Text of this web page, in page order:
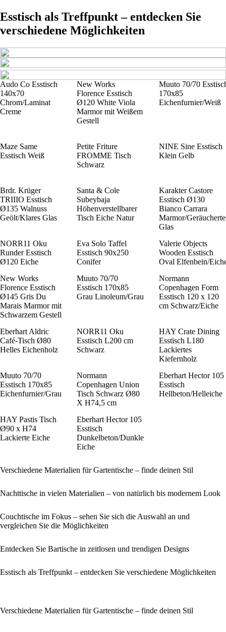
Esstisch als Treffpunkt – entdecken Sie
verschiedene Möglichkeiten
Audo Co Esstisch
140x70
Chrom/Laminat
Creme
New Works
Florence Esstisch
Ø120 White Viola
Marmor mit Weißem
Gestell
Muuto 70/70
170x85
Eichenfurnier/Weiß
Maze Same
Esstisch Weiß
Petite Friture
FROMME Tisch
Schwarz
NINE Sine Esstisch
Klein Gelb
Brdr. Krüger
TRIIIO Esstisch
Ø135 Walnuss
Geölt/Klares Glas
Santa & Cole
Subeybaja
Höhenverstellbarer
Tisch Eiche Natur
Karakter Castore
Esstisch Ø130
Bianco Carrara
Marmor/
Glas
NORR11 Oku
Runder Esstisch
Ø120 Eiche
Eva Solo Taffel
Esstisch 90x250
Conifer
Valerie Objects
Wooden Esstisch
Oval Elfenbein/
New Works
Florence Esstisch
Ø145 Gris Du
Marais Marmor mit
Schwarzem Gestell
Muuto 70/70
Esstisch 170x85
Grau Linoleum/Grau
Normann
Copenhagen Form
Esstisch 120 x 120
cm Schwarz/Eiche
Eberhart Aldric
Café-Tisch Ø80
Helles Eichenholz
NORR11 Oku
Esstisch L200 cm
Schwarz
HAY Crate Dining
Esstisch L180
Lackiertes
Kiefernholz
Muuto 70/70
Esstisch 170x85
Eichenfurnier/Grau
Normann
Copenhagen Union
Tisch Schwarz Ø80
X H74,5 cm
Eberhart Hector 105
Esstisch
Hellbeton/Helleiche
HAY Pastis Tisch
Ø90 x H74
Lackierte Eiche
Eberhart Hector 105
Esstisch
Dunkelbeton/Dunkle
Eiche
Verschiedene Materialien für Gartentische – finde deinen Stil
Nachttische in vielen Materialien – von natürlich bis modernem Look
Couchtische im Fokus – sehen Sie sich die Auswahl an und
vergleichen Sie die Möglichkeiten
Entdecken Sie Bartische in zeitlosen und trendigen Designs
Esstisch als Treffpunkt – entdecken Sie verschiedene Möglichkeiten
Verschiedene Materialien für Gartentische – finde deinen Stil